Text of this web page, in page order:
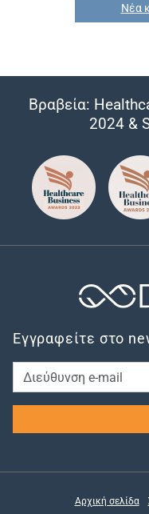
Νέα
Βραβεία:
2024 &
Εγγραφείτε στο
Αρχική σελίδα